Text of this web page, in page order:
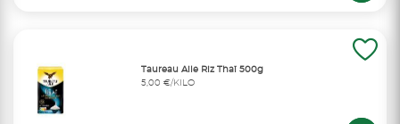
Taureau Aile Riz Thaï 500g
5,00 €/KILO